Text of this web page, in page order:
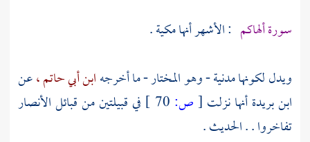
سورة ألهاكم : الأشهر أنها مكية .
ويدل لكونها مدنية - وهو المختار - ما أخرجهابن أبي حاتم ،عن
ابن بريدةأنها نزلت [ص: في قبيلتين من قبائلالأنصار
تفاخروا . . الحديث .